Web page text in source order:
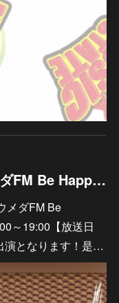
8/3～8/4【ラジオ出演】ウメダFM Be Happy!789「Be Sports! Monday」
メダFM Be
～19:00【放送日
演となります！是…